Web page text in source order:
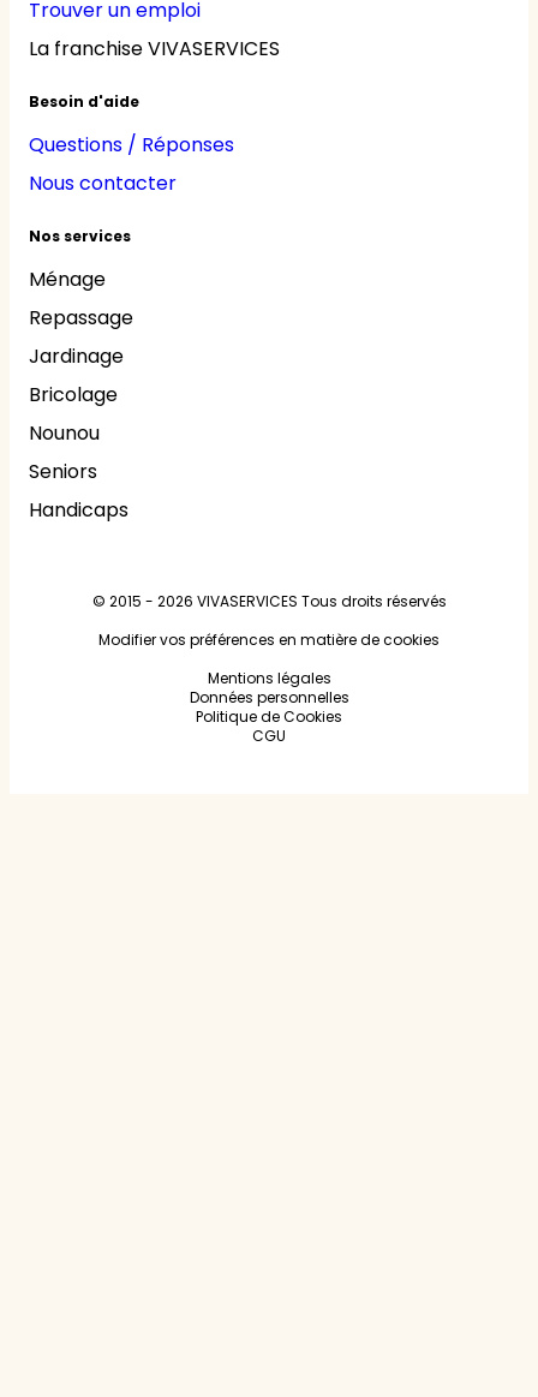
Trouver un emploi
La franchise VIVASERVICES
Besoin d'aide
Questions / Réponses
Nous contacter
Nos services
Ménage
Repassage
Jardinage
Bricolage
Nounou
Seniors
Handicaps
© 2015 - 2026 VIVASERVICES Tous droits réservés
Modifier vos préférences en matière de cookies
Mentions légales
Données personnelles
Politique de Cookies
CGU